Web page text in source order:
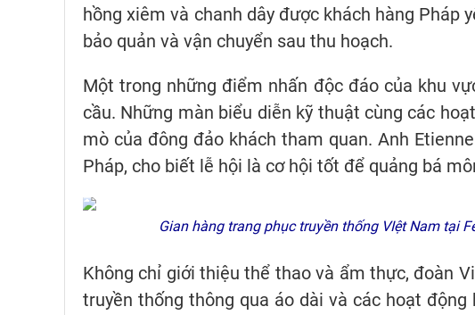
hồng xiêm và chanh dây được khách hàng Pháp
bảo quản và vận chuyển sau thu hoạch.
Một trong những điểm nhấn độc đáo của khu
cầu. Những màn biểu diễn kỹ thuật cùng các
mò của đông đảo khách tham quan. Anh
Pháp, cho biết lễ hội là cơ hội tốt để quảng bá
Gian hàng trang phục truyền thống VIệt Nam tại
Không chỉ giới thiệu thể thao và ẩm thực, đoàn
truyền thống thông qua áo dài và các hoạt